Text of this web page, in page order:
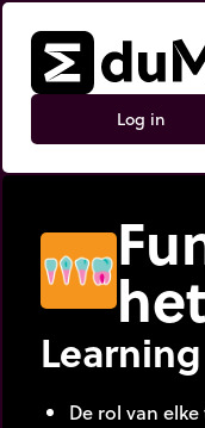
Log in
De rol van